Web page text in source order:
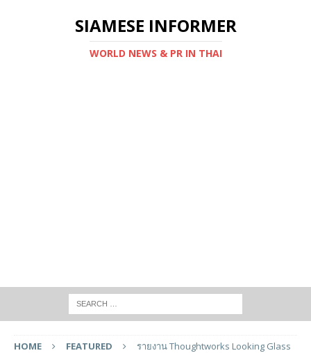
SIAMESE INFORMER
WORLD NEWS & PR IN THAI
HOME FEATURED
รายงาน Thoughtworks Looking Glass